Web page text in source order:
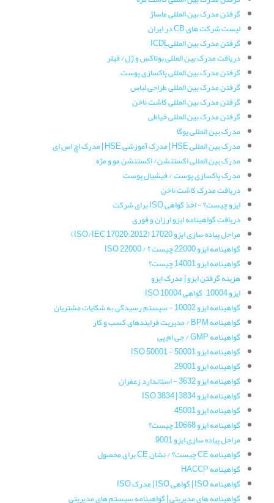
گرفتن مدرک بین المللی ماساژ
لیست شرکت های CB در ایران
گرفتن مدرک بین المللیICDL
دریافت مدرک بین المللی بوتاکس و ژل/ فیلر
گرفتن مدرک بین المللی پاکسازی پوست
گرفتن مدرک بین المللی طراحی لباس
گرفتن مدرک بین المللی کاشت ناخن
گرفتن مدرک بین المللی خیاطی
مدرک بین المللی یوگا
مدرک بین المللی HSE | مدرک آموزشی HSE | مدرک اچ اس ای
مدرک بین المللی اکستنشن/ اکستنشن مو و مژه
مدرک پاکسازی پوست / فیشیال پوست
دریافت مدرک کاشت ناخن
ایزو چیست؟ - اخذ گواهی ISO برای شرکت
دریافت گواهینامه ایزو ارزان و فوری
مراحل پیاده سازی ایزو 17020 (ISO/IEC 17020:2012)
گواهینامه ایزو 22000 چیست ؟ / ISO 22000
گواهینامه ایزو 14001 چیست؟
هزینه گرفتن ایزو | مدرک ایزو
ایزو 10004 – گواهی ISO 10004
گواهینامه‌ ایزو 10002 - سیستم رسیدگی به شکایات مشتریان
گواهینامه‌ BPM / مدیریت فرایندهای کسب و کار
گواهینامه‌ GMP / جی ام پی
گواهینامه ایزو 50001 - ISO 50001
گواهینامه‌ ایزو 29001
گواهینامه ایزو 3632 - استاندارد زعفران
گواهینامه‌ ایزو 3834 | ISO 3834
گواهینامه ایزو 45001
گواهینامه ایزو 10668 چیست؟
مراحل پیاده سازی ایزو 9001
گواهینامه CE چیست؟ / نشان CE برای محصول
گواهینامه HACCP
گواهینامه ISO | گواهی ISO | مدرک ISO
گواهینامه های مدیریتی | گواهینامه سیستم های مدیریتی